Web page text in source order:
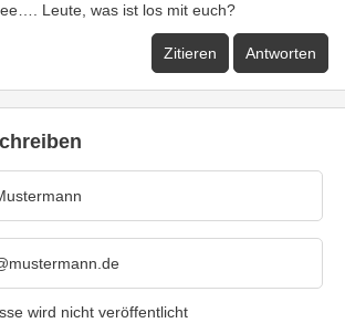
Leute, was ist los mit euch?
Zitieren Antworten
wird nicht veröffentlicht